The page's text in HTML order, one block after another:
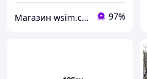
Магазин wsim.com.ua 97%